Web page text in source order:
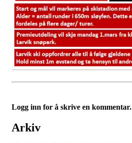
Logg inn for å skrive en kommentar.
Arkiv